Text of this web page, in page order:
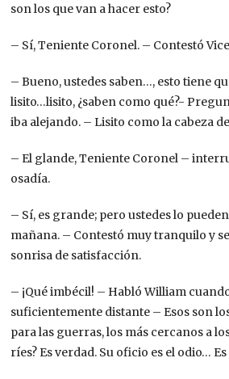
son los que van a hacer esto?
– Sí, Teniente Coronel. – Contestó
– Bueno, ustedes saben…, esto tiene
lisito…lisito, ¿saben como qué?-
iba alejando. – Lisito como la cabeza
– El glande, Teniente Coronel –
osadía.
– Sí, es grande; pero ustedes lo
mañana. – Contestó muy tranquilo y
sonrisa de satisfacción.
– ¡Qué imbécil! – Habló William
suficientemente distante – Esos son
para las guerras, los más cercanos a
ríes? Es verdad. Su oficio es el odio…